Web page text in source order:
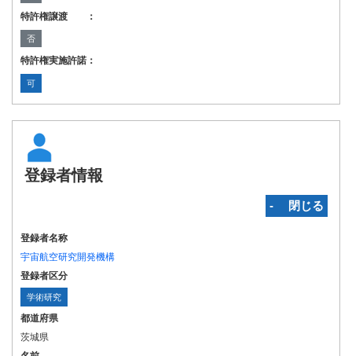
特許権譲渡 ：
否
特許権実施許諾：
可
登録者情報
‐ 閉じる
登録者名称
宇宙航空研究開発機構
登録者区分
学術研究
都道府県
茨城県